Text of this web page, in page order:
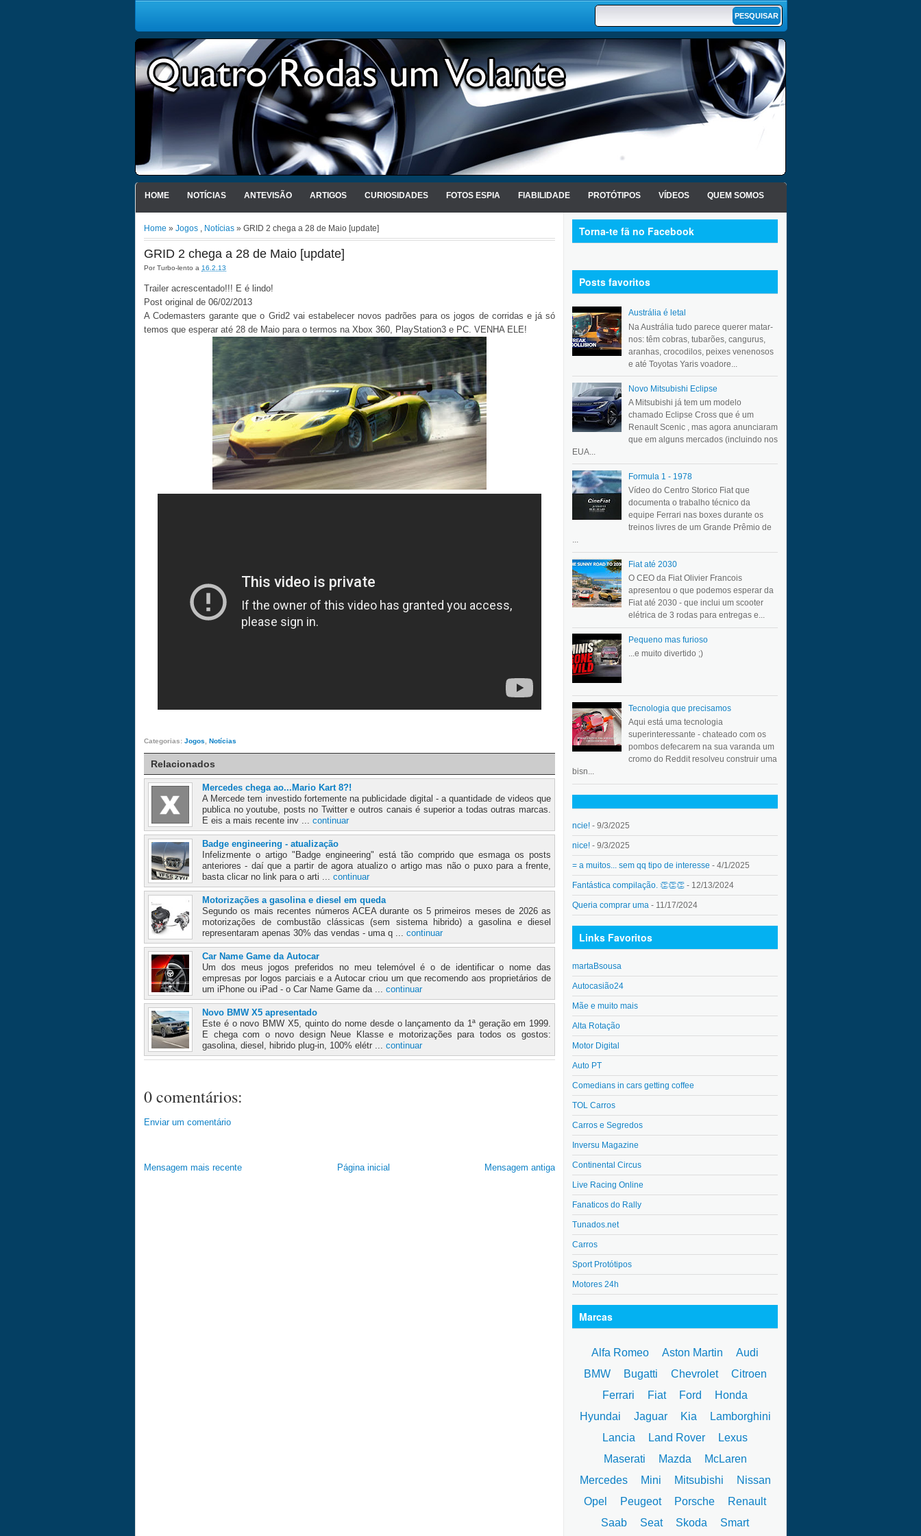
HOME NOTÍCIAS ANTEVISÃO ARTIGOS CURIOSIDADES FOTOS ESPIA FIABILIDADE PROTÓTIPOS VÍDEOS QUEM SOMOS
Home » Jogos , Notícias » GRID 2 chega a 28 de Maio [update]
GRID 2 chega a 28 de Maio [update]
PorTurbo-lento a 16.2.13
Trailer acrescentado!!! E é lindo!
Post original de 06/02/2013
A Codemasters garante que o Grid2 vai estabelecer novos padrões para os jogos de corridas e já só
temos que esperar até 28 de Maio para o termos na Xbox 360, PlayStation3 e PC. VENHA ELE!
Categorias: Jogos Notícias
Relacionados
Mercedes chega ao...Mario Kart 8?!
A Mercede tem investido fortemente na publicidade digital - a quantidade de videos que
publica no youtube, posts no Twitter e outros canais é superior a todas outras marcas.
E eis a mais recente inv ... continuar
Badge engineering - atualização
Infelizmente o artigo "Badge engineering" está tão comprido que esmaga os posts
anteriores - daí que a partir de agora atualizo o artigo mas não o puxo para a frente,
basta clicar no link para o arti ... continuar
Motorizações a gasolina e diesel em queda
Segundo os mais recentes números ACEA durante os 5 primeiros meses de 2026 as
motorizações de combustão clássicas (sem sistema hibrido) a gasolina e diesel
representaram apenas 30% das vendas - uma q ... continuar
Car Name Game da Autocar
Um dos meus jogos preferidos no meu telemóvel é o de identificar o nome das
empresas por logos parciais e a Autocar criou um que recomendo aos proprietários de
um iPhone ou iPad - o Car Name Game da ... continuar
Novo BMW X5 apresentado
Este é o novo BMW X5, quinto do nome desde o lançamento da 1ª geração em 1999.
E chega com o novo design Neue Klasse e motorizações para todos os gostos:
gasolina, diesel, hibrido plug-in, 100% elétr ... continuar
0 comentários:
Enviar um comentário
Mensagem mais recente Mensagem antiga
Página inicial
Torna-te fã no Facebook
Posts favoritos
Austrália é letal
Na Austrália tudo parece querer matar-
nos: têm cobras, tubarões, cangurus,
aranhas, crocodilos, peixes venenosos
e até Toyotas Yaris voadore...
Novo Mitsubishi Eclipse
A Mitsubishi já tem um modelo
chamado Eclipse Cross que é um
Renault Scenic , mas agora anunciaram
que em alguns mercados (incluindo nos
EUA...
Formula 1 - 1978
Vídeo do Centro Storico Fiat que
documenta o trabalho técnico da
equipe Ferrari nas boxes durante os
treinos livres de um Grande Prêmio de
...
Fiat até 2030
O CEO da Fiat Olivier Francois
apresentou o que podemos esperar da
Fiat até 2030 - que inclui um scooter
elétrica de 3 rodas para entregas e...
Pequeno mas furioso
...e muito divertido ;)
Tecnologia que precisamos
Aqui está uma tecnologia
superinteressante - chateado com os
pombos defecarem na sua varanda um
cromo do Reddit resolveu construir uma
bisn...
ncie! - 9/3/2025
nice! - 9/3/2025
= a muitos... sem qq tipo de interesse - 4/1/2025
Fantástica compilação. 👏👏👏 - 12/13/2024
Queria comprar uma - 11/17/2024
Links Favoritos
martaBsousa
Autocasião24
Mãe e muito mais
Alta Rotação
Motor Digital
Auto PT
Comedians in cars getting coffee
TOL Carros
Carros e Segredos
Inversu Magazine
Continental Circus
Live Racing Online
Fanaticos do Rally
Tunados.net
Carros
Sport Protótipos
Motores 24h
Marcas
Alfa Romeo Aston Martin
Audi
BMW
Bugatti Chevrolet
Citroen
Ferrari
Fiat Ford
Honda
Hyundai
Jaguar Kia
Lamborghini
Lancia
Land Rover
Lexus
Maserati
Mazda
McLaren
Mercedes
Mini Mitsubishi
Nissan
Opel
Peugeot Porsche
Renault
Saab
Seat Skoda Smart